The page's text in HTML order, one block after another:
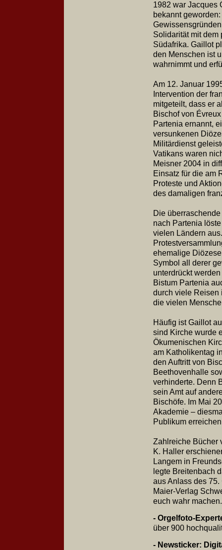
1982 war Jacques
bekannt
Solidarität mit dem
Südafrika. Gaillot
den Menschen ist
wahrnimmt und
Am 12. Januar
Intervention der
mitgeteilt, dass er
Bischof von
Partenia ernannt,
versunkenen
Militärdienst
Vatikans waren
Meisner 2004 in
Einsatz für die am
Proteste und
des damaligen
Die
nach Partenia
vielen Ländern
ehemalige
Symbol all derer
unterdrückt
Bistum Partenia
durch viele Reisen
die vielen
Häufig ist Gaillot
sind Kirche wurde
Ökumenischen
am Katholikentag
den Auftritt von
Beethovenhalle
verhinderte. Denn
sein Amt auf
Bischöfe. Im Mai
Akademie –
Publikum
Zahlreiche Bücher
K. Haller
Langem in
legte Breitenbach
aus Anlass des
Maier-Verlag
euch wahr
- Orgelfoto-
über 900
- Newsticker: